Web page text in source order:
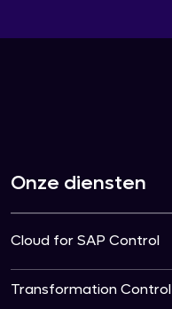
Onze diensten
Cloud for SAP Control
Transformation Control